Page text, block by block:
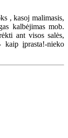
, kasoj malimasis,
kalbėjimas mob.
ant visos salės,
kaip įprasta!-nieko